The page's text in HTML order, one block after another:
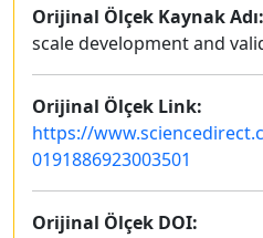
Orijinal Ölçek Kaynak Adı:
scale development and
Orijinal Ölçek Link:
https://
0191886923003501
Orijinal Ölçek DOI: